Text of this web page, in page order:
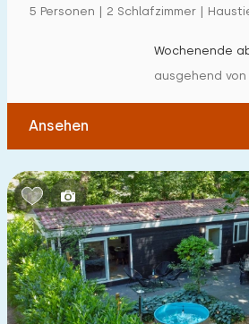
5 Personen | 2 Schlafzimmer |
Wochenende
ausgehend von
Ansehen